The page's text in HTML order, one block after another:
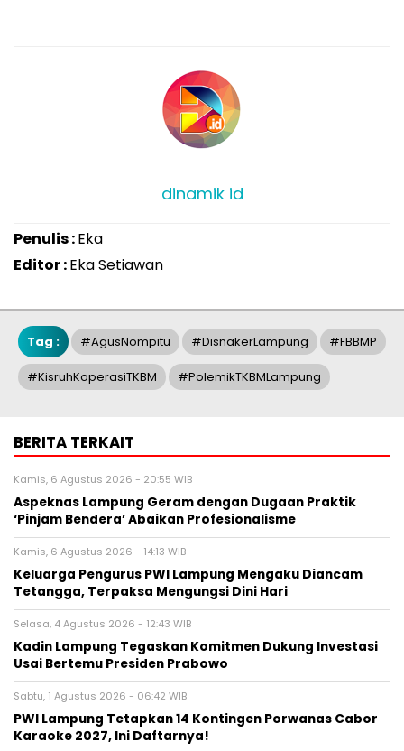
dinamik id
Penulis :Eka
Editor :Eka Setiawan
Tag : #AgusNompitu #DisnakerLampung #FBBMP
#KisruhKoperasiTKBM #PolemikTKBMLampung
BERITA TERKAIT
Kamis, 6 Agustus 2026 - 20:55 WIB
Aspeknas Lampung Geram dengan Dugaan Praktik
‘Pinjam Bendera’ Abaikan Profesionalisme
Kamis, 6 Agustus 2026 - 14:13 WIB
Keluarga Pengurus PWI Lampung Mengaku Diancam
Tetangga, Terpaksa Mengungsi Dini Hari
Selasa, 4 Agustus 2026 - 12:43 WIB
Kadin Lampung Tegaskan Komitmen Dukung Investasi
Usai Bertemu Presiden Prabowo
Sabtu, 1 Agustus 2026 - 06:42 WIB
PWI Lampung Tetapkan 14 Kontingen Porwanas Cabor
Karaoke 2027, Ini Daftarnya!